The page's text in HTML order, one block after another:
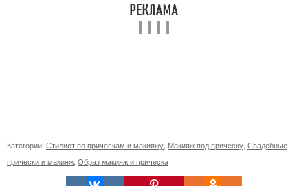
Категории: Стилист по прическам и макияжу Макияж под прическу Свадебные
прически и макияж Образ макияж и прическа